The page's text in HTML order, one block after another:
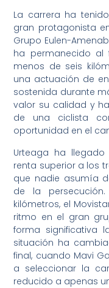
La carrera ha
gran protagonista
Grupo Eulen-
ha permanecido
menos de seis
una actuación de
sostenida durante
valor su calidad y
de una ciclista
oportunidad en el
Urteaga ha
renta superior a los
que nadie asumía
de la
kilómetros, el
ritmo en el gran
forma significativa
situación ha
final, cuando Mavi
a seleccionar la
reducido a apenas